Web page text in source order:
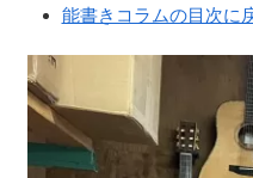
能書きコラムの目次に